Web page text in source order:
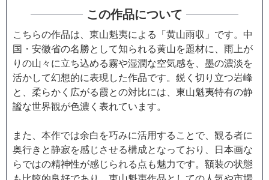
この作品について
こちらの作品は、東山魁夷による「黄山雨収」です。中
国・安徽省の名勝として知られる黄山を題材に、雨上が
りの山々に立ち込める霧や湿潤な空気感を、墨の濃淡を
活かして幻想的に表現した作品です。鋭く切り立つ岩峰
と、柔らかく広がる霞との対比には、東山魁夷特有の静
謐な世界観が色濃く表れています。
また、本作では余白を巧みに活用することで、観る者に
奥行きと静寂を感じさせる構成となっており、日本画な
らではの精神性が感じられる点も魅力です。額装の状態